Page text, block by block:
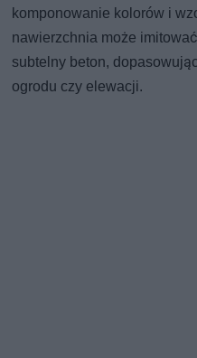
komponowanie kolorów i
nawierzchnia może
subtelny beton,
ogrodu czy elewacji.